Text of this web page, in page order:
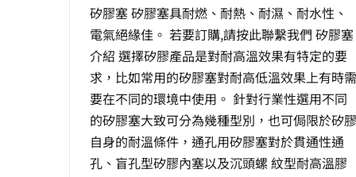
矽膠塞 矽膠塞具耐燃、耐熱、耐濕、耐水性、
電氣絕緣佳。 若要訂購,請按此聯繫我們 矽膠塞
介紹 選擇矽膠產品是對耐高溫效果有特定的要
求，比如常用的矽膠塞對耐高低溫效果上有時需
要在不同的環境中使用。 針對行業性選用不同
的矽膠塞大致可分為幾種型別，也可侷限於矽膠
自身的耐溫條件，通孔用矽膠塞對於貫通性通
孔、盲孔型矽膠內塞以及沉頭螺 紋型耐高溫膠